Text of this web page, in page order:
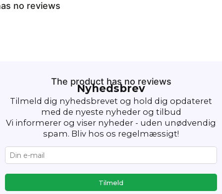
no reviews
The product has no reviews
Nyhedsbrev
Tilmeld dig nyhedsbrevet og hold dig opdateret
med de nyeste nyheder og tilbud
Vi informerer og viser nyheder - uden unødvendig
spam. Bliv hos os regelmæssigt!